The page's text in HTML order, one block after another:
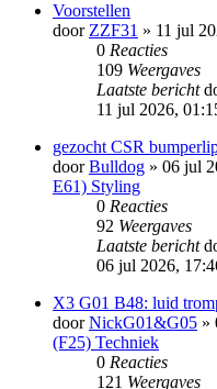
Voorstellen
door ZZF31 » 11 jul
0 Reacties
109 Weergaves
Laatste bericht
11 jul 2026,
gezocht CSR
doorBulldog » 06 jul
E61) Styling
0 Reacties
92 Weergaves
Laatste bericht
06 jul 2026,
X3 G01 B48: luid
doorNickG01&G05 »
(F25) Techniek
0 Reacties
121 Weergaves